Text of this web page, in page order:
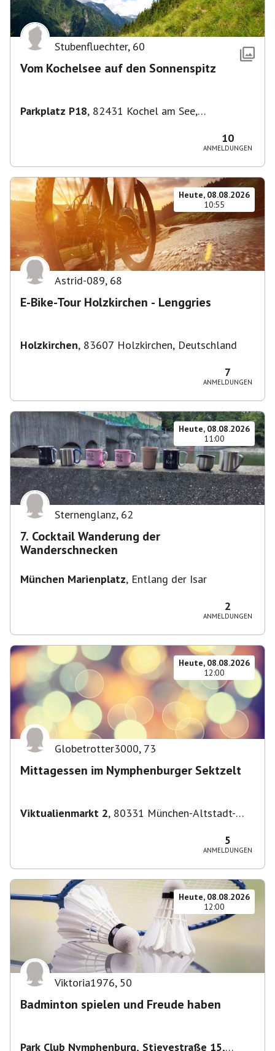
Stubenfluechter, 60
Vom Kochelsee auf den Sonnenspitz
Parkplatz P18, 82431 Kochel am See,
10
ANMELDUNGEN
Heute, 08.08.2026
10:55
Astrid-089, 68
E-Bike-Tour Holzkirchen - Lenggries
Holzkirchen, 83607 Holzkirchen, Deutschland
7
ANMELDUNGEN
Heute, 08.08.2026
11:00
Sternenglanz, 62
7. Cocktail Wanderung der
Wanderschnecken
München Marienplatz, Entlang der Isar
2
ANMELDUNGEN
Heute, 08.08.2026
12:00
Globetrotter3000, 73
Mittagessen im Nymphenburger Sektzelt
Viktualienmarkt 2, 80331 München-Altstadt-
5
ANMELDUNGEN
Heute, 08.08.2026
12:00
Viktoria1976, 50
Badminton spielen und Freude haben
Park Club Nymphenburg, Stievestraße 15,